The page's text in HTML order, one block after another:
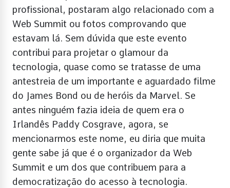
profissional, postaram algo relacionado com a
Web Summit ou fotos comprovando que
estavam lá. Sem dúvida que este evento
contribui para projetar o glamour da
tecnologia, quase como se tratasse de uma
antestreia de um importante e aguardado filme
do James Bond ou de heróis da Marvel. Se
antes ninguém fazia ideia de quem era o
Irlandês Paddy Cosgrave, agora, se
mencionarmos este nome, eu diria que muita
gente sabe já que é o organizador da Web
Summit e um dos que contribuem para a
democratização do acesso à tecnologia.